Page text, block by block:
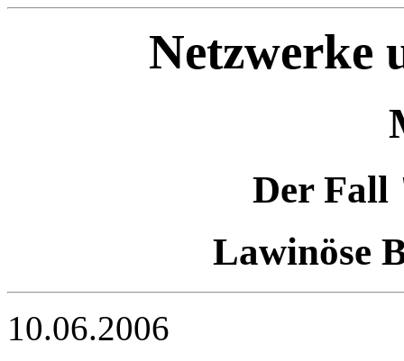
Netzwerke
Der Fall
Lawinöse
10.06.2006